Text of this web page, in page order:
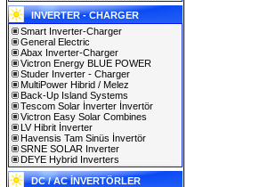
INVERTER - CHARGER
Smart Inverter-Charger
General Electric
Abax Inverter-Charger
Victron Energy BLUE POWER
Studer Inverter - Charger
MultiPower Hibrid / Melez
Back-Up Island Systems
Tescom Solar İnverter İnvertör
Victron Easy Solar Combines
LV Hibrit İnverter
Havensis Tam Sinüs İnvertör
SRNE SOLAR Inverter
DEYE Hybrid Inverters
DC / AC İNVERTÖRLER